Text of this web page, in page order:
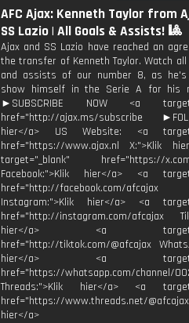
AFC Ajax: Kenneth Taylor from
SS Lazio | All Goals & Assists! 🎱
Ajax and SS Lazio have reached an
the transfer of Kenneth Taylor. Watch
and assists of our number 8, as
show himself in the Serie A for his
►SUBSCRIBE NOW <a
href="http://ajax.ms/subscribe
hier</a> US Website: <a
href="https://www.ajax.nl X:">Klik
target="_blank" href="https://x.com/
Facebook:">Klik hier</a> <a
href="http://facebook.com/afcajax
Instagram:">Klik hier</a> <a
href="http://instagram.com/afcajax
hier</a> <a
href="http://tiktok.com/@afcajax
hier</a> <a
href="https://whatsapp.com/channel/
Threads:">Klik hier</a> <a
href="https://www.threads.net/
hier</a>